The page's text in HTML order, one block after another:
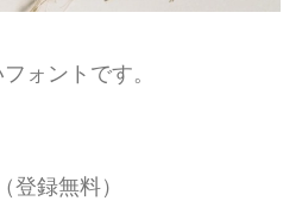
ォントです。
登録無料）